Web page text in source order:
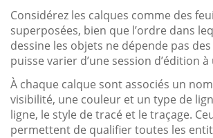
Considérez les calques comme des
superposées, bien que l’ordre dans
dessine les objets ne dépende pas
puisse varier d’une session d’édition
À chaque calque sont associés un
visibilité, une couleur et un type de
ligne, le style de tracé et le traçage.
permettent de qualifier toutes les